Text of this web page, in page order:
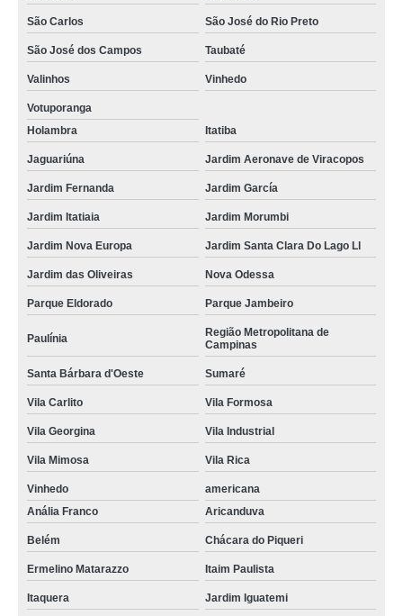
São Carlos São José do Rio Preto
São José dos Campos Taubaté
Valinhos Vinhedo
Votuporanga
Holambra
Itatiba
Jaguariúna Jardim Aeronave de Viracopos
Jardim Fernanda Jardim García
Jardim Itatiaia Jardim Morumbi
Jardim Nova Europa Jardim Santa Clara Do Lago Ll
Jardim das Oliveiras Nova Odessa
Parque Eldorado Parque Jambeiro
Paulínia
Região Metropolitana de
Campinas
Santa Bárbara d'Oeste Sumaré
Vila Carlito Vila Formosa
Vila Georgina Vila Industrial
Vila Mimosa Vila Rica
Vinhedo
americana
Anália Franco
Aricanduva
Belém Chácara do Piqueri
Ermelino Matarazzo Itaim Paulista
Itaquera Jardim Iguatemi